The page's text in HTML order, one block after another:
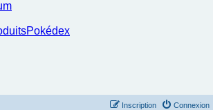
Connexion
Inscription